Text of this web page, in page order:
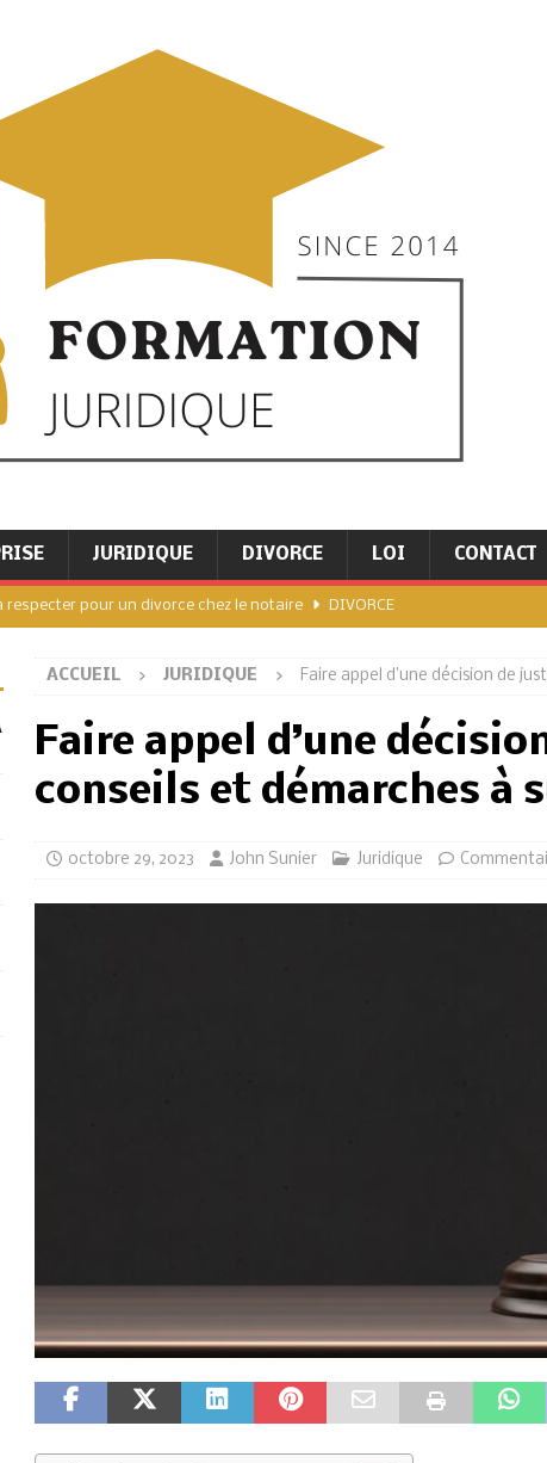
JURIDIQUE DIVORCE LOI CONTACT
respecter pour un divorce chez le notaire DIVORCE
notaire quelles sont les démarches à suivre
: les droits et obligations des distributeurs
aux exigences de la TVA sur alcool
ACCUEIL JURIDIQUE Faire appel d’une décision de
Faire appel d’une
conseils et démarches à
octobre 29, 2023 John Sunier Juridique